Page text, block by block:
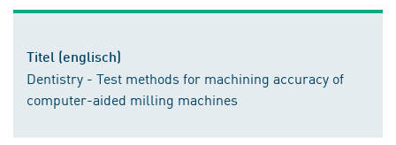
Titel (englisch)
Dentistry - Test methods for machining accuracy of
computer-aided milling machines